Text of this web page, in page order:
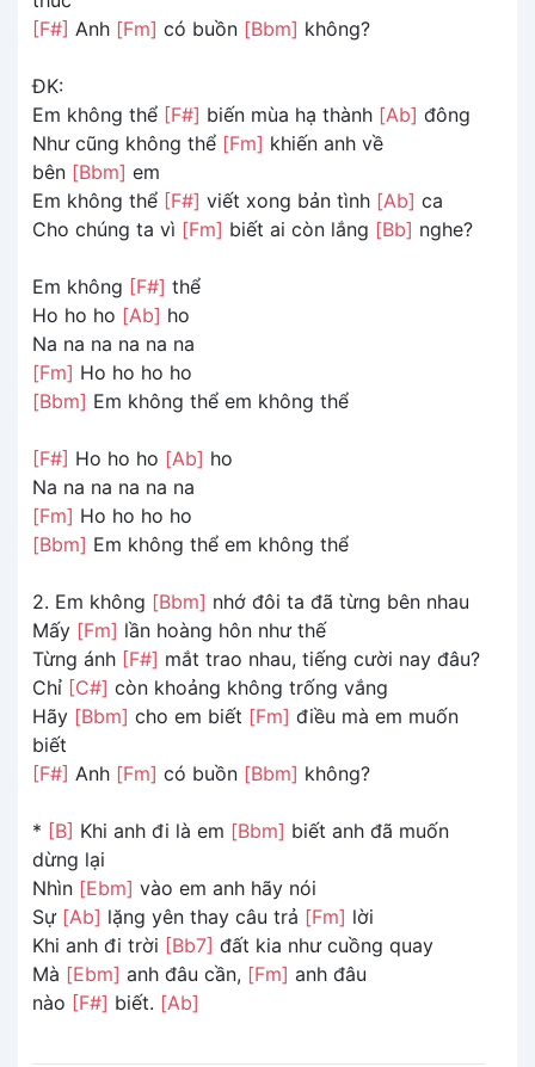
[F#] Anh [Fm] có buồn [Bbm] không?
ĐK:
Em không thể [F#] biến mùa hạ thành [Ab] đông
Như cũng không thể [Fm] khiến anh về
bên [Bbm] em
Em không thể [F#] viết xong bản tình [Ab] ca
Cho chúng ta vì [Fm] biết ai còn lắng [Bb] nghe?
Em không [F#] thể
Ho ho ho [Ab] ho
Na na na na na na
[Fm] Ho ho ho ho
[Bbm] Em không thể em không thể
[F#] Ho ho ho [Ab] ho
Na na na na na na
[Fm] Ho ho ho ho
[Bbm] Em không thể em không thể
2. Em không [Bbm] nhớ đôi ta đã từng bên nhau
Mấy [Fm] lần hoàng hôn như thế
Từng ánh [F#] mắt trao nhau, tiếng cười nay đâu?
Chỉ [C#] còn khoảng không trống vắng
Hãy [Bbm] cho em biết [Fm] điều mà em muốn
biết
[F#] Anh [Fm] có buồn [Bbm] không?
* [B] Khi anh đi là em [Bbm] biết anh đã muốn
dừng lại
Nhìn [Ebm] vào em anh hãy nói
Sự [Ab] lặng yên thay câu trả [Fm] lời
Khi anh đi trời [Bb7] đất kia như cuồng quay
Mà [Ebm] anh đâu cần, [Fm] anh đâu
nào [F#] biết. [Ab]